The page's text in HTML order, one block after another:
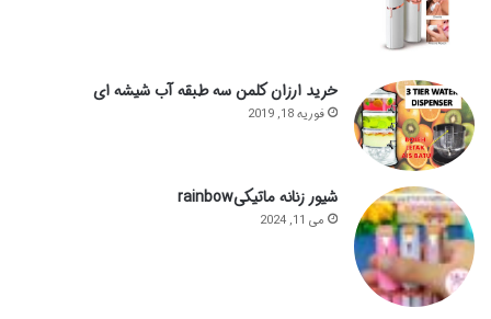
خرید ارزان کلمن سه طبقه آب شیشه ای
فوریه 18, 2019
شیور زنانه ماتیکیrainbow
می 11, 2024